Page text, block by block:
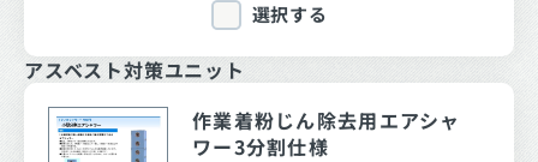
選択する
アスベスト対策ユニット
作業着粉じん除去用エアシャ
ワー3分割仕様